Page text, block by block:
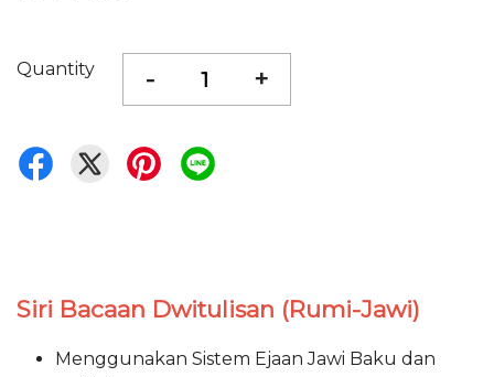
Quantity - +
Siri Bacaan Dwitulisan (Rumi-Jawi)
Menggunakan Sistem Ejaan Jawi Baku dan